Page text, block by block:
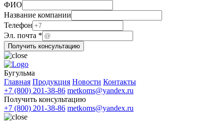
ФИО
Название компании
компании
ФИО
Эл.
Телефон
Эл. почта *
Получить консультацию
Бугульма
Главная Продукция Новости Контакты
+7 (800) 201-38-86 metkoms@yandex.ru
Получить консультацию
+7 (800) 201-38-86 metkoms@yandex.ru